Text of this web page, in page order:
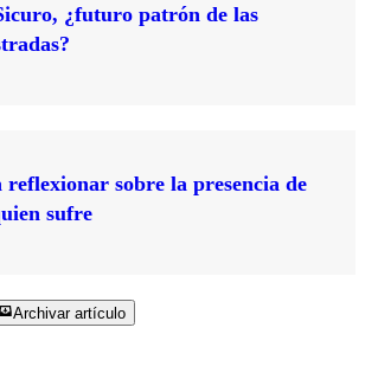
¿futuro patrón de las
reflexionar sobre la presencia de
sufre
Archivar artículo